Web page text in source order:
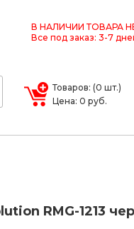
В НАЛИЧИИ ТОВАРА
Все под заказ: 3-7
Товаров: (0 шт.)
Цена: 0 руб.
RMG-1213